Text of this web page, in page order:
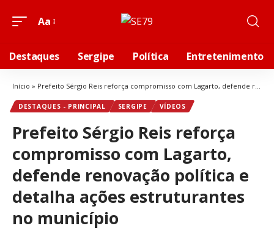
Aa
Destaques Sergipe Política Entretenimento
Início » Prefeito Sérgio Reis reforça compromisso com Lagarto, defende renovação política e detalha ações estruturantes no município
DESTAQUES - PRINCIPAL SERGIPE VÍDEOS
Prefeito Sérgio Reis reforça
compromisso com Lagarto,
defende renovação política e
detalha ações estruturantes
no município